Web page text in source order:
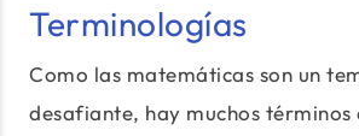
Terminologías
Como las matemáticas son un
desafiante, hay muchos términos